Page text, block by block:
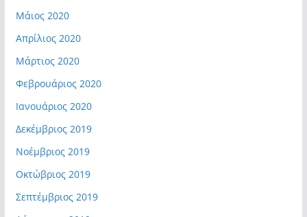
Μάιος 2020
Απρίλιος 2020
Μάρτιος 2020
Φεβρουάριος 2020
Ιανουάριος 2020
Δεκέμβριος 2019
Νοέμβριος 2019
Οκτώβριος 2019
Σεπτέμβριος 2019